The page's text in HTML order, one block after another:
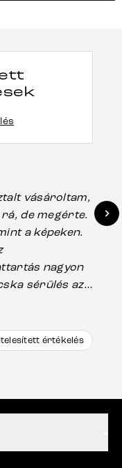
vásároltam,
de megérte.
nagyon
sérülés az
ügyemben.
Delife
értékelés